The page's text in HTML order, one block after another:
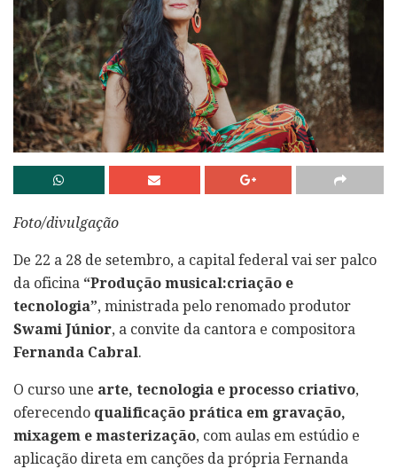
Foto/divulgação
De 22 a 28 de setembro, a capital federal vai ser palco
da oficina “Produção musical:criação e
tecnologia”, ministrada pelo renomado produtor
Swami Júnior, a convite da cantora e compositora
Fernanda Cabral.
O curso une arte, tecnologia e processo criativo,
oferecendo qualificação prática em gravação,
mixagem e masterização, com aulas em estúdio e
aplicação direta em canções da própria Fernanda